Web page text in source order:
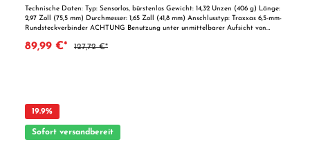
Technische Daten: Typ: Sensorlos, bürstenlos Gewicht: 14,32 Unzen (406 g) Länge:
2,97 Zoll (75,5 mm) Durchmesser: 1,65 Zoll (41,8 mm) Anschlusstyp: Traxxas 6,5-mm-
Rundsteckverbinder ACHTUNG Benutzung unter unmittelbarer Aufsicht von
89,99 €* 127,72 €*
19.9%
Sofort versandbereit